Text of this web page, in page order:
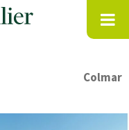
Colmar